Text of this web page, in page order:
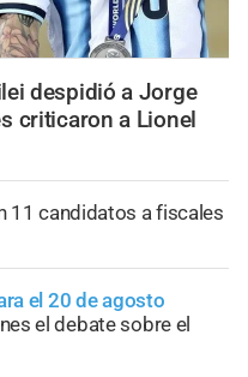
despidió a Jorge
criticaron a Lionel
11 candidatos a fiscales
el 20 de agosto
el debate sobre el